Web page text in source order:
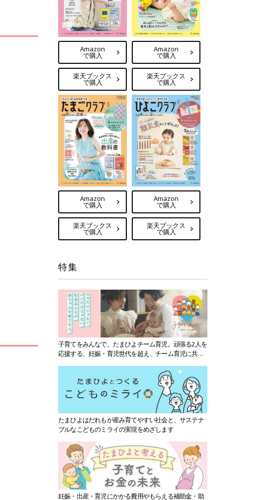
Amazon
で購入
楽天ブックス
で購入
Amazon
で購入
楽天ブックス
で購入
Amazon
で購入
楽天ブックス
で購入
Amazon
で購入
楽天ブックス
で購入
特集
子育てをみんなで。たまひよチーム育児。頑張る2人を
応援する、妊娠・育児世代を超え、チーム育児に共感
たまひよはだれもが産み育てやすい社会と、サステナ
ブルなこどものミライの実現をめざします
妊娠・出産・育児にかかる費用やもらえる補助金・助